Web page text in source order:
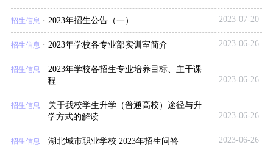
招生信息 · 2023年招生公告（一） 2023-07-20
招生信息 · 2023年学校各专业部实训室简介 2023-06-26
招生信息 · 2023年学校各招生专业培养目标、主干课
程
2023-06-26
招生信息 · 关于我校学生升学（普通高校）途径与升
学方式的解读
2023-06-26
招生信息 · 湖北城市职业学校 2023年招生问答 2023-06-26